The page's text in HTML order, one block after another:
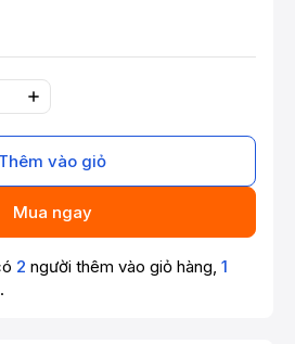
Thêm vào giỏ
Mua ngay
2 người thêm vào giỏ hàng, 1